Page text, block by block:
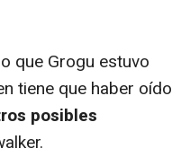
que Grogu estuvo
tiene que haber oído
posibles